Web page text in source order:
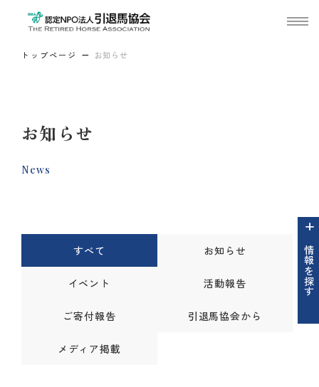
トップページ お知らせ
お知らせ
News
情報を探す
すべて お知らせ
イベント 活動報告
ご寄付報告 引退馬協会から
メディア掲載